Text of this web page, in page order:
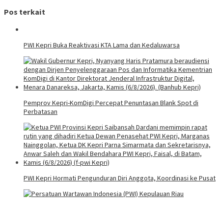
Pos terkait
PWI Kepri Buka Reaktivasi KTA Lama dan Kedaluwarsa
Pemprov Kepri-KomDigi Percepat Penuntasan Blank Spot di
Perbatasan
PWI Kepri Hormati Pengunduran Diri Anggota, Koordinasi ke Pusat